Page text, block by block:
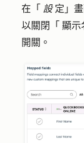
在「 設定」畫
以關閉「 顯示
開關。